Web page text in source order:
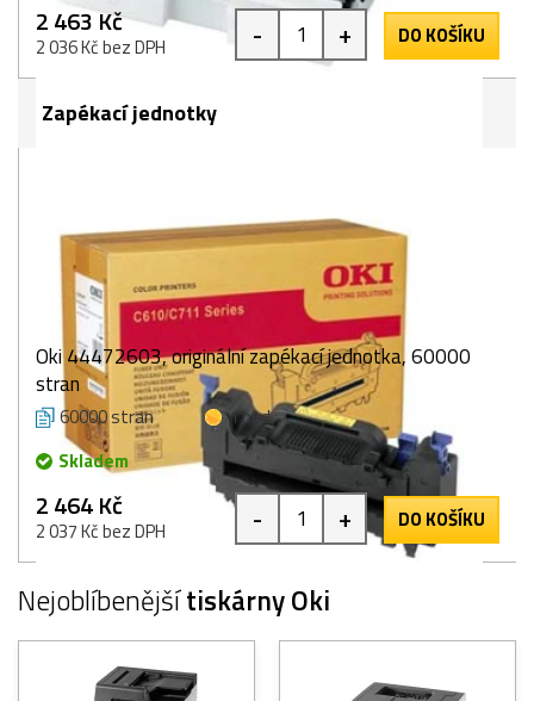
2 463 Kč
2 036 Kč bez DPH - + DO KOŠÍKU
Zapékací jednotky
Oki 44472603, originální zapékací jednotka, 60000
stran
60000 stran
1 bod
Skladem
2 464 Kč
2 037 Kč bez DPH - + DO KOŠÍKU
Nejoblíbenějšítiskárny Oki